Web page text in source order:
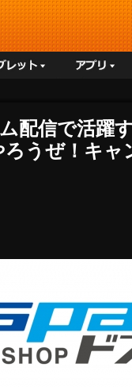
配信で活躍
うぜ！キャ